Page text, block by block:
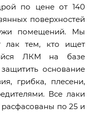
по цене от 140
поверхностей
помещений. Мы
лак тем, кто ищет
ЛКМ на базе
основание
грибка, плесени,
Все лаки
по 25 и